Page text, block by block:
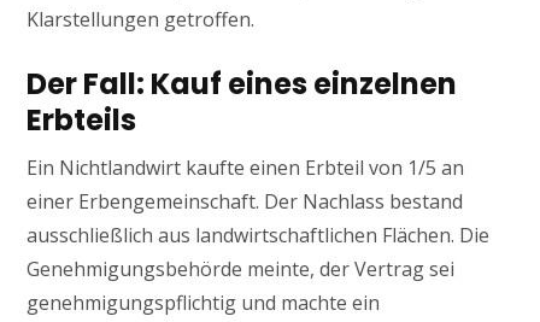
Klarstellungen getroffen.
Der Fall: Kauf eines einzelnen
Erbteils
Ein Nichtlandwirt kaufte einen Erbteil von 1/5 an
einer Erbengemeinschaft. Der Nachlass bestand
ausschließlich aus landwirtschaftlichen Flächen. Die
Genehmigungsbehörde meinte, der Vertrag sei
genehmigungspflichtig und machte ein